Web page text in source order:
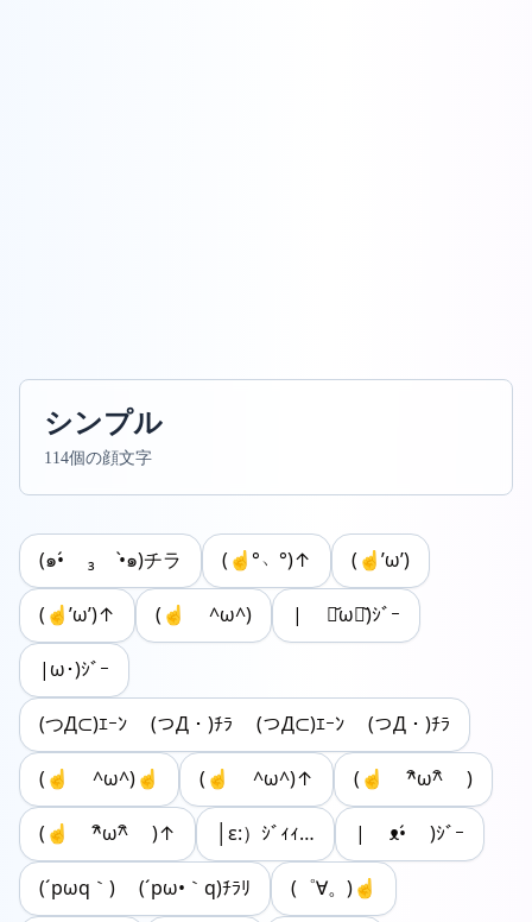
シンプル
114個の顔文字
(๑•́ ₃ •̀๑)チラ (☝°﹆°)↑ (☝’ω’)
(☝’ω’)↑ (☝ ^ω^) | ･᷄ω･᷅)ｼﾞｰ
|ω･)ｼﾞｰ
(つД⊂)ｴｰﾝ (つД・)ﾁﾗ (つД⊂)ｴｰﾝ (つД・)ﾁﾗ
(☝ ^ω^)☝ (☝ ^ω^)↑ (☝ ^ิω^ิ )
(☝ ^ิω^ิ )↑ │ε:）ｼﾞｨｨ… | ᴥ•́ )ｼﾞｰ
(´pωq｀) (´pω•｀q)ﾁﾗﾘ (゜∀。)☝